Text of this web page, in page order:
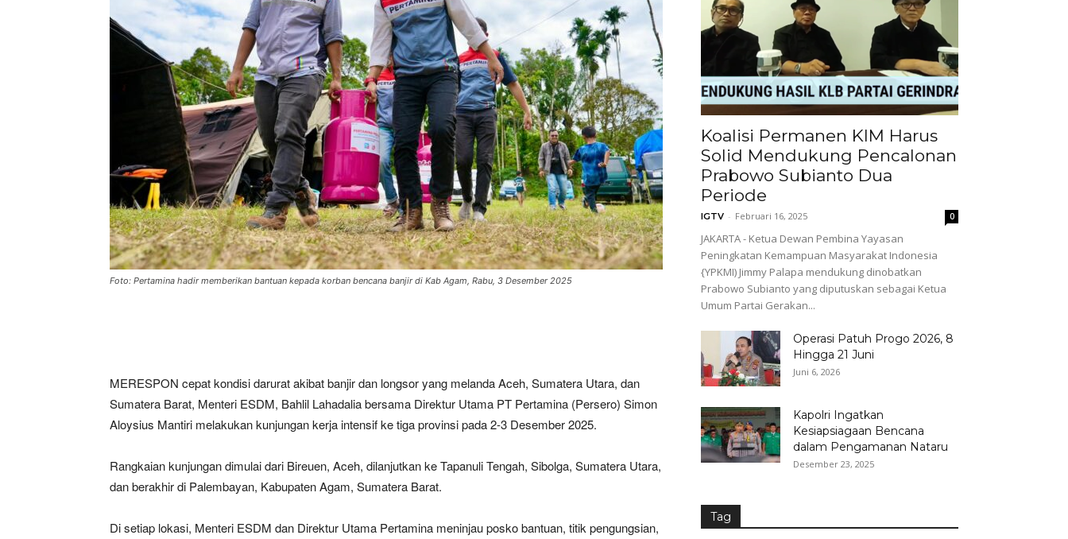
Foto: Pertamina hadir memberikan bantuan kepada korban bencana banjir di Kab Agam, Rabu, 3 Desember 2025
MERESPON cepat kondisi darurat akibat banjir dan longsor yang melanda Aceh, Sumatera Utara, dan
Sumatera Barat, Menteri ESDM, Bahlil Lahadalia bersama Direktur Utama PT Pertamina (Persero) Simon
Aloysius Mantiri melakukan kunjungan kerja intensif ke tiga provinsi pada 2-3 Desember 2025.
Rangkaian kunjungan dimulai dari Bireuen, Aceh, dilanjutkan ke Tapanuli Tengah, Sibolga, Sumatera Utara,
dan berakhir di Palembayan, Kabupaten Agam, Sumatera Barat.
Di setiap lokasi, Menteri ESDM dan Direktur Utama Pertamina meninjau posko bantuan, titik pengungsian,
Koalisi Permanen KIM Harus
Solid Mendukung Pencalonan
Prabowo Subianto Dua
Periode
IGTV - Februari 16, 2025 0
JAKARTA - Ketua Dewan Pembina Yayasan
Peningkatan Kemampuan Masyarakat Indonesia
{YPKMI) Jimmy Palapa mendukung dinobatkan
Prabowo Subianto yang diputuskan sebagai Ketua
Umum Partai Gerakan...
Operasi Patuh Progo 2026, 8
Hingga 21 Juni
Juni 6, 2026
Kapolri Ingatkan
Kesiapsiagaan Bencana
dalam Pengamanan Nataru
Desember 23, 2025
Tag